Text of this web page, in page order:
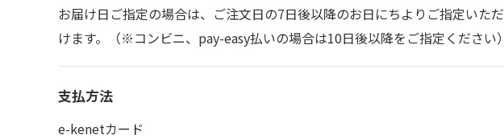
お届け日ご指定の場合は、ご注文日の7日後以降のお日にちよりご指定いただ
けます。（※コンビニ、pay-easy払いの場合は10日後以降をご指定ください）
支払方法
e-kenetカード